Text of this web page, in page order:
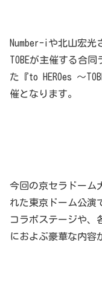
Number-iや北山宏光
TOBEが主催する合
た『to HEROes 〜
催となります。
今回の京セラドーム
れた東京ドーム公演
コラボステージや、
におよぶ豪華な内容